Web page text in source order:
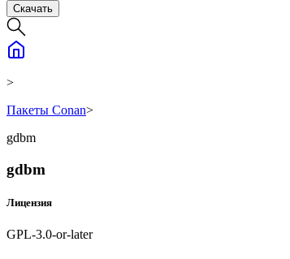
Скачать
>
Пакеты Conan>
gdbm
gdbm
Лицензия
GPL-3.0-or-later